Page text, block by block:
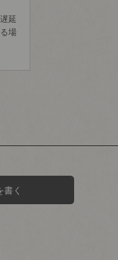
延
場
書く